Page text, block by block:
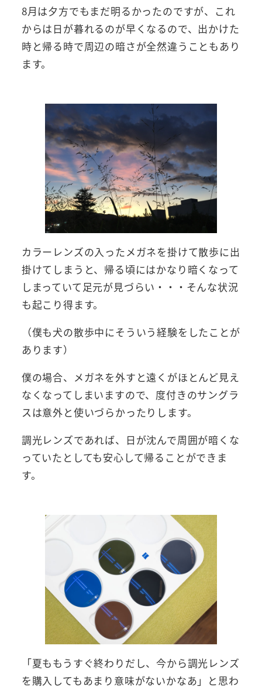
8月は夕方でもまだ明るかったのですが、これ
からは日が暮れるのが早くなるので、出かけた
時と帰る時で周辺の暗さが全然違うこともあり
ます。
カラーレンズの入ったメガネを掛けて散歩に出
掛けてしまうと、帰る頃にはかなり暗くなって
しまっていて足元が見づらい・・・そんな状況
も起こり得ます。
（僕も犬の散歩中にそういう経験をしたことが
あります）
僕の場合、メガネを外すと遠くがほとんど見え
なくなってしまいますので、度付きのサングラ
スは意外と使いづらかったりします。
調光レンズであれば、日が沈んで周囲が暗くな
っていたとしても安心して帰ることができま
す。
「夏ももうすぐ終わりだし、今から調光レンズ
を購入してもあまり意味がないかなあ」と思わ